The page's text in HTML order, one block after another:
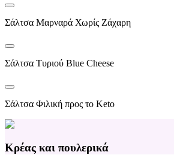
Σάλτσα Μαρναρά Χωρίς Ζάχαρη
Σάλτσα Τυριού Blue Cheese
Σάλτσα Φιλική προς το Keto
Κρέας και πουλερικά